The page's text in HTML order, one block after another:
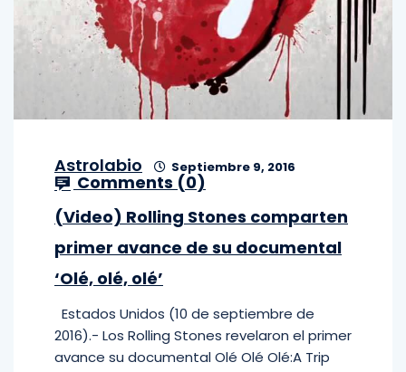
Astrolabio Septiembre 9, 2016
Comments (0)
(Video) Rolling Stones comparten
primer avance de su documental
‘Olé, olé, olé’
Estados Unidos (10 de septiembre de
2016).- Los Rolling Stones revelaron el primer
avance su documental Olé Olé Olé:A Trip